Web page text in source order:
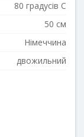
80 градусів С
50 см
Німеччина
двожильний